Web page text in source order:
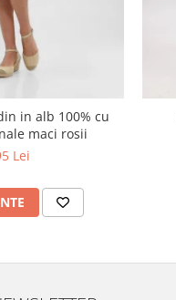
in alb 100% cu
maci rosii
Lei